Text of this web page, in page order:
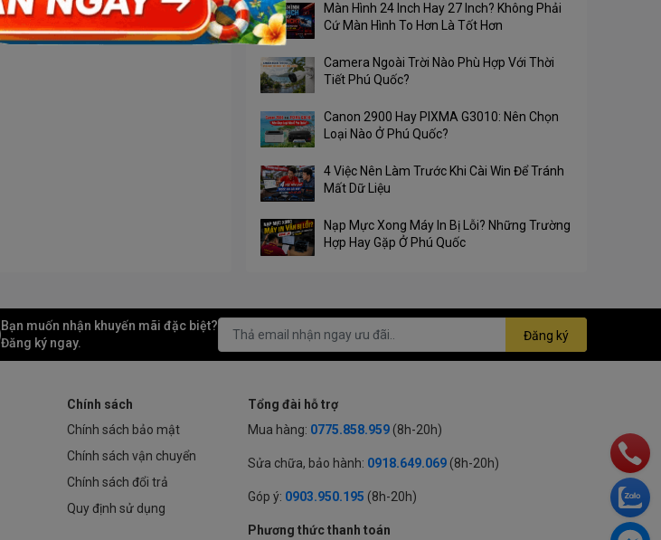
Màn Hình 24 Inch Hay 27 Inch? Không Phải
Cứ Màn Hình To Hơn Là Tốt Hơn
Camera Ngoài Trời Nào Phù Hợp Với Thời
Tiết Phú Quốc?
Canon 2900 Hay PIXMA G3010: Nên Chọn
Loại Nào Ở Phú Quốc?
4 Việc Nên Làm Trước Khi Cài Win Để Tránh
Mất Dữ Liệu
Nạp Mực Xong Máy In Bị Lỗi? Những Trường
Hợp Hay Gặp Ở Phú Quốc
Bạn muốn nhận khuyến mãi đặc biệt?
Đăng ký ngay.
Đăng ký
Chính sách
Chính sách bảo mật
Chính sách vận chuyển
Chính sách đổi trả
Quy định sử dụng
Tổng đài hỗ trợ
Mua hàng: 0775.858.959 (8h-20h)
Sửa chữa, bảo hành: 0918.649.069 (8h-20h)
Góp ý: 0903.950.195 (8h-20h)
Phương thức thanh toán